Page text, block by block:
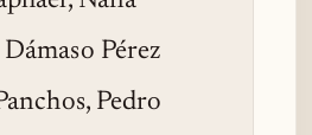
Pérez
Pedro